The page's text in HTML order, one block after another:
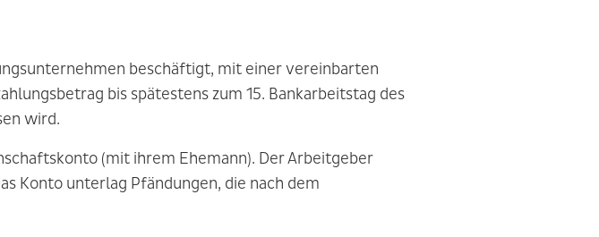
beschäftigt, mit einer vereinbarten
bis spätestens zum 15. Bankarbeitstag des
wird.
(mit ihrem Ehemann). Der Arbeitgeber
Konto unterlag Pfändungen, die nach dem